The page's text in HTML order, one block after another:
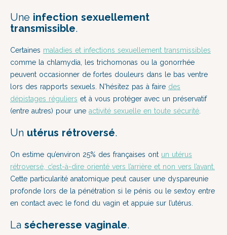
Une infection sexuellement
transmissible.
Certaines maladies et infections sexuellement transmissibles
comme la chlamydia, les trichomonas ou la gonorrhée
peuvent occasionner de fortes douleurs dans le bas ventre
lors des rapports sexuels. N'hésitez pas à faire des
dépistages réguliers et à vous protéger avec un préservatif
(entre autres) pour une activité sexuelle en toute sécurité
Un utérus rétroversé.
On estime qu’environ 25% des françaises ont un utérus
rétroversé, c’est-à-dire orienté vers l’arrière et non vers l’avant.
Cette particularité anatomique peut causer une dyspareunie
profonde lors de la pénétration si le pénis ou le sextoy entre
en contact avec le fond du vagin et appuie sur l’utérus.
La sécheresse vaginale.